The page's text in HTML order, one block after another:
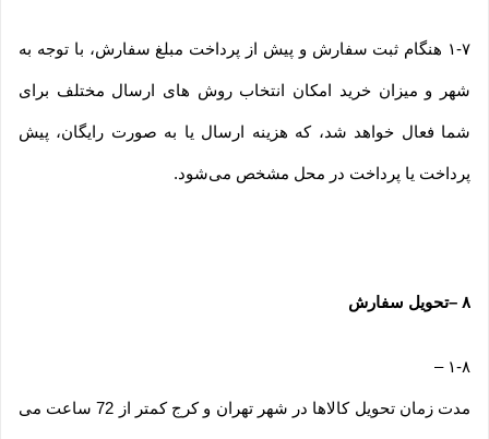
۱-۷ هنگام ثبت سفارش و پیش از پرداخت مبلغ سفارش، با توجه به
شهر و میزان خرید امکان انتخاب روش های ارسال مختلف برای
شما فعال خواهد شد، که هزینه ارسال یا به صورت رایگان، پیش
پرداخت یا پرداخت در محل مشخص می‌شود.
۸ –تحویل سفارش
۱-۸ –
مدت زمان تحویل کالاها در شهر تهران و کرج کمتر از 72 ساعت می